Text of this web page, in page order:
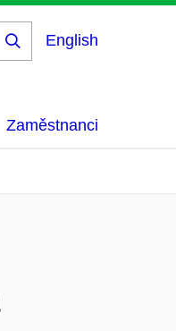
English
Zaměstnanci